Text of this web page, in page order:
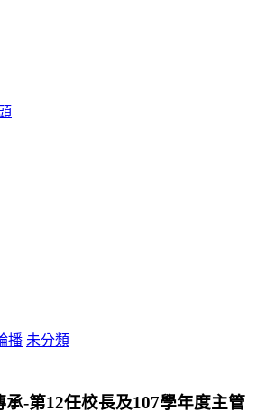
播 未分類
-第12任校長及107學年度主管